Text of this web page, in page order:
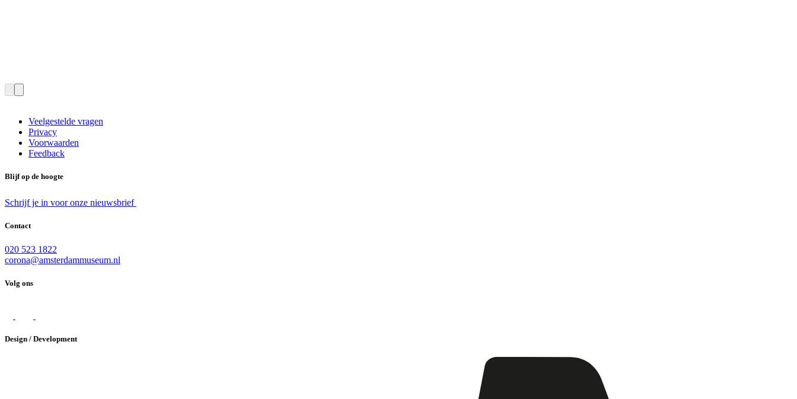
Veelgestelde vragen
Privacy
Voorwaarden
Feedback
Blijf op de hoogte
Schrijf je in voor onze nieuwsbrief
Contact
020 523 1822
corona@amsterdammuseum.nl
Volg ons
Design / Development